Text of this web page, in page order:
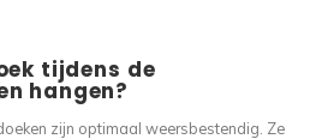
tijdens de
hangen?
zijn optimaal weersbestendig. Ze